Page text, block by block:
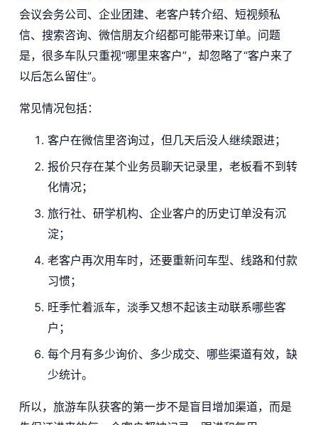
会议会务公司、企业团建、老客户转介绍、短视频私
信、搜索咨询、微信朋友介绍都可能带来订单。问题
是，很多车队只重视“哪里来客户”，却忽略了“客户来了
以后怎么留住”。
常见情况包括：
客户在微信里咨询过，但几天后没人继续跟进；
报价只存在某个业务员聊天记录里，老板看不到转
化情况；
旅行社、研学机构、企业客户的历史订单没有沉
淀；
老客户再次用车时，还要重新问车型、线路和付款
习惯；
旺季忙着派车，淡季又想不起该主动联系哪些客
户；
每个月有多少询价、多少成交、哪些渠道有效，缺
少统计。
所以，旅游车队获客的第一步不是盲目增加渠道，而是